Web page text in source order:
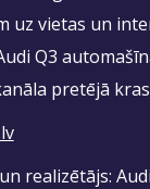
uz vietas un
Q3
pretējā
realizētājs: Audi